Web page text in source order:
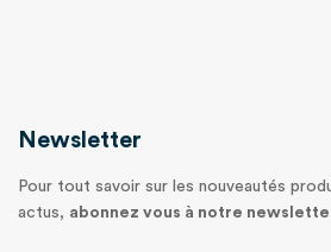
Newsletter
Pour tout savoir sur les nouveautés
actus, abonnez vous à notre